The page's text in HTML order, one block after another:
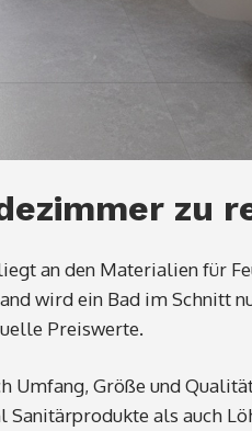
zu
an den Materialien für
wird ein Bad im Schnitt
Preiswerte.
Umfang, Größe und
Sanitärprodukte als auch